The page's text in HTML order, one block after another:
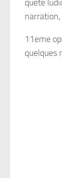
quête
11eme
quelques